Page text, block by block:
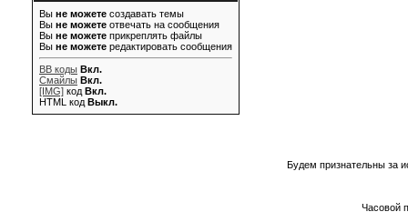
Вы не можете создавать темы
Вы не можете отвечать на сообщения
Вы не можете прикреплять файлы
Вы не можете редактировать сообщения
BB коды Вкл.
Смайлы Вкл.
[IMG] код Вкл.
HTML код Выкл.
Будем признательны за
Часовой